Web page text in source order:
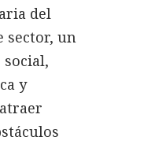
del
sector, un
social,
y